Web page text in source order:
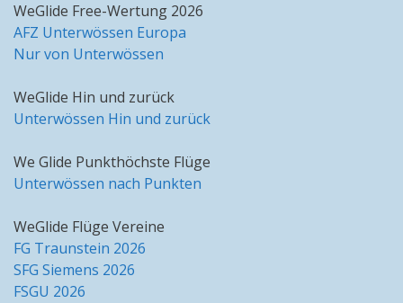
WeGlide Free-Wertung 2026
AFZ Unterwössen Europa
Nur von Unterwössen
WeGlide Hin und zurück
Unterwössen Hin und zurück
We Glide Punkthöchste Flüge
Unterwössen nach Punkten
WeGlide Flüge Vereine
FG Traunstein 2026
SFG Siemens 2026
FSGU 2026